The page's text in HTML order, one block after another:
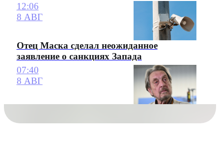
12:06
8 АВГ
Отец Маска сделал неожиданное
заявление о санкциях Запада
07:40
8 АВГ